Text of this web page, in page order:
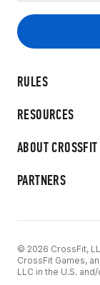
RULES
RESOURCES
ABOUT CROSSFIT
PARTNERS
© 2026 CrossFit,
CrossFit Games,
LLC in the U.S.